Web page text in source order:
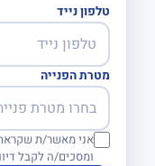
טלפון נייד
מטרת הפנייה
אני מאשר/ת
ומסכים/ה לקבל